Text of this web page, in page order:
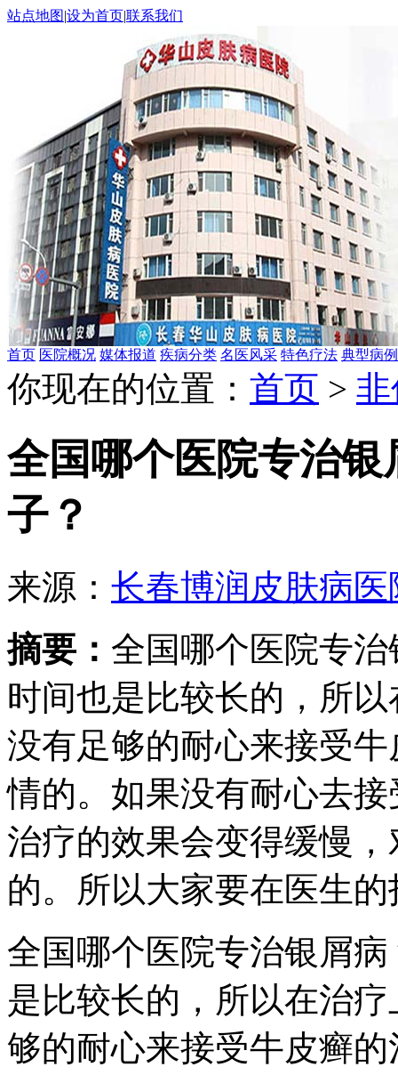
站点地图|设为首页|联系我们
首页 医院概况 媒体报道 疾病分类 名医风采 特色疗法 典型病例
你现在的位置： 首页 >
全国哪个医院专治
子？
来源： 长春博润皮肤病医
摘要： 全国哪个医院专
时间也是比较长的，所
没有足够的耐心来接受
情的。如果没有耐心去
治疗的效果会变得缓慢
的。所以大家要在医生
全国哪个医院专治银屑
是比较长的，所以在治
够的耐心来接受牛皮癣